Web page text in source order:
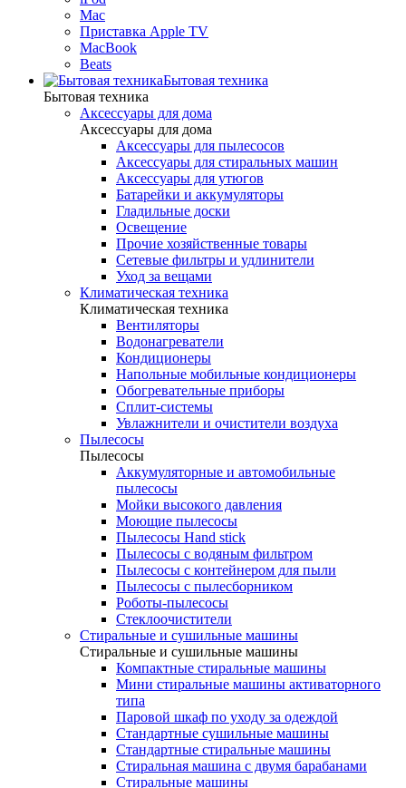
Mac
Приставка Apple TV
MacBook
Beats
Бытовая техника
Бытовая техника
Аксессуары для дома
Аксессуары для дома
Аксессуары для пылесосов
Аксессуары для стиральных машин
Аксессуары для утюгов
Батарейки и аккумуляторы
Гладильные доски
Освещение
Прочие хозяйственные товары
Сетевые фильтры и удлинители
Уход за вещами
Климатическая техника
Климатическая техника
Вентиляторы
Водонагреватели
Кондиционеры
Напольные мобильные кондиционеры
Обогревательные приборы
Сплит-системы
Увлажнители и очистители воздуха
Пылесосы
Пылесосы
Аккумуляторные и автомобильные
пылесосы
Мойки высокого давления
Моющие пылесосы
Пылесосы Hand stick
Пылесосы с водяным фильтром
Пылесосы с контейнером для пыли
Пылесосы с пылесборником
Роботы-пылесосы
Стеклоочистители
Стиральные и сушильные машины
Стиральные и сушильные машины
Компактные стиральные машины
Мини стиральные машины активаторного
типа
Паровой шкаф по уходу за одеждой
Стандартные сушильные машины
Стандартные стиральные машины
Стиральная машина с двумя барабанами
Стиральные машины